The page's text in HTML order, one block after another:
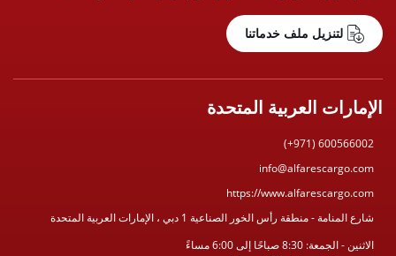
لتنزيل ملف خدماتنا
الإمارات العربية المتحدة
(+971) 600566002
info@alfarescargo.com
https://www.alfarescargo.com
شارع المنامة - منطقة رأس الخور الصناعية 1 دبي ، الإمارات العربية المتحدة
الاثنين - الجمعة: 8:30 صباحًا إلى 6:00 مساءً